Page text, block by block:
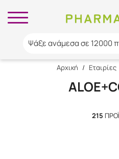
Ψάξε ανάμεσα σε 12000
Αρχική / Εταιρίες
215